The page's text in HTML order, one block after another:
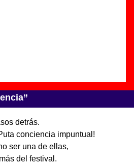
detrás.
conciencia impuntual!
ser una de ellas,
del festival.